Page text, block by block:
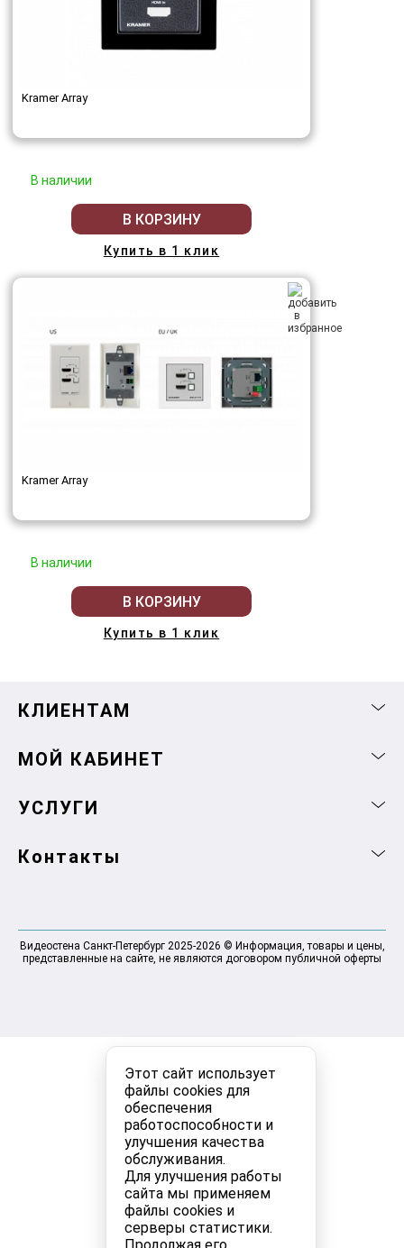
Этот сайт использует
файлы cookies для
обеспечения
работоспособности и
улучшения качества
обслуживания.
Для улучшения работы
сайта мы применяем
файлы cookies и
серверы статистики.
Kramer Array
В наличии
В КОРЗИНУ
Купить в 1 клик
Kramer Array
В наличии
В КОРЗИНУ
Купить в 1 клик
КЛИЕНТАМ
МОЙ КАБИНЕТ
УСЛУГИ
Контакты
Видеостена Санкт-Петербург 2025-2026 © Информация, товары и цены,
представленные на сайте, не являются договором публичной оферты